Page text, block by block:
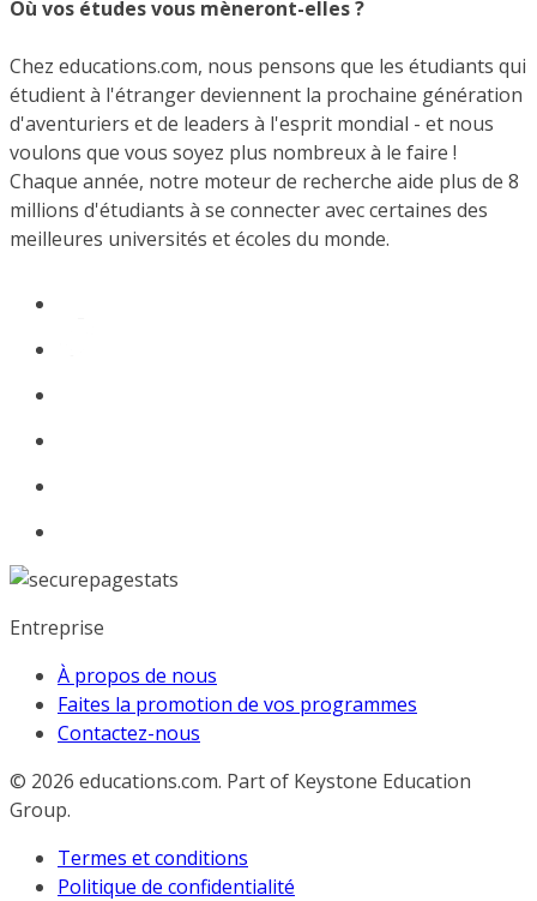
Où vos études vous mèneront-elles ?
Chez educations.com, nous pensons que les étudiants qui
étudient à l'étranger deviennent la prochaine génération
d'aventuriers et de leaders à l'esprit mondial - et nous
voulons que vous soyez plus nombreux à le faire !
Chaque année, notre moteur de recherche aide plus de 8
millions d'étudiants à se connecter avec certaines des
meilleures universités et écoles du monde.
Entreprise
À propos de nous
Faites la promotion de vos programmes
Contactez-nous
© 2026 educations.com. Part of Keystone Education
Group.
Termes et conditions
Politique de confidentialité